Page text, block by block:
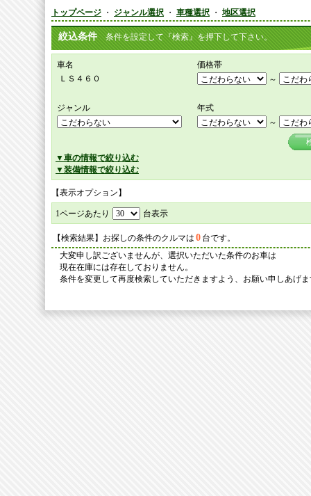
トップページ ・ ジャンル選択 ・ 車種選択 ・ 地区選択
絞込条件 条件を設定して『検索』を押下して下さい。
車名
価格帯
ＬＳ４６０
～
ジャンル
年式
～
▼車の情報で絞り込む
▼装備情報で絞り込む
【表示オプション】
1ページあたり 台表示
【検索結果】お探しの条件のクルマは 0 台です。
大変申し訳ございませんが、選択いただいた条件のお車は
現在在庫には存在しておりません。
条件を変更して再度検索していただきますよう、お願い申しあげ